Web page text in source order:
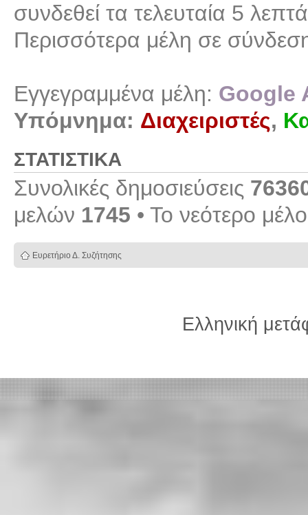
συνδεθεί τα τελευταία 5
Περισσότερα μέλη σε
Εγγεγραμμένα μέλη: Google
Υπόμνημα: Διαχειριστές,
ΣΤΑΤΙΣΤΙΚΆ
Συνολικές δημοσιεύσεις
μελών 1745 • Το νεότερο
Ευρετήριο Δ. Συζήτησης
Ελληνική